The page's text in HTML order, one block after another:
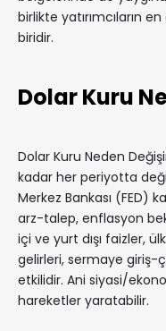
birlikte yatırımcıların
biridir.
Dolar Kuru
Dolar Kuru Neden
kadar her periyotta
Merkez Bankası (FED)
arz-talep, enflasyon
içi ve yurt dışı faizler,
gelirleri, sermaye giriş-
etkilidir. Ani siyasi/
hareketler yaratabilir.